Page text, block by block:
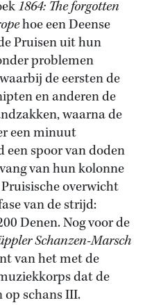
1864: The forgotten
hoe een Deense
Pruisen uit hun
problemen
de eersten de
en anderen de
waarna de
een minuut
een spoor van doden
van hun kolonne
overwicht
van de strijd:
Denen. Nog voor de
Schanzen-Marsch
van het met de
dat de
op schans III.